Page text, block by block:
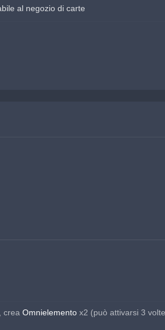
al negozio di carte
crea Omnielemento x2 (può attivarsi 3